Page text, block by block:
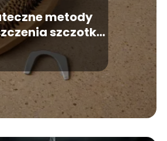
metody
szczotki
do włosów